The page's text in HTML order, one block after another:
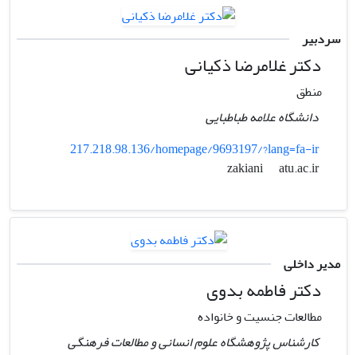
سردبیر
دکتر غلامرضا ذکیانی
منطق
دانشگاه علامه طباطبایی
217.218.98.136/homepage/9693197/?lang=fa-ir
zakiani
atu.ac.ir
مدیر داخلی
دکتر فاطمه بدوی
مطالعات جنسیت و خانواده
کارشناس پژوهشگاه علوم انسانی و مطالعات فرهنگی